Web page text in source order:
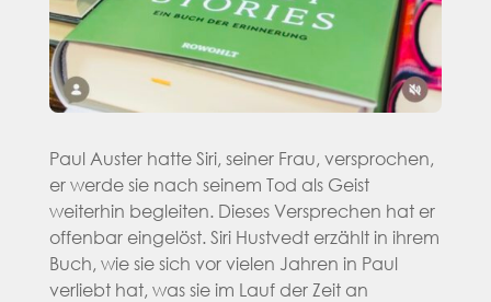
Paul Auster hatte Siri, seiner Frau, versprochen,
er werde sie nach seinem Tod als Geist
weiterhin begleiten. Dieses Versprechen hat er
offenbar eingelöst. Siri Hustvedt erzählt in ihrem
Buch, wie sie sich vor vielen Jahren in Paul
verliebt hat, was sie im Lauf der Zeit an